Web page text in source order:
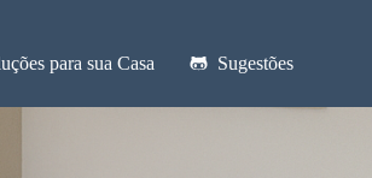
para sua Casa Sugestões